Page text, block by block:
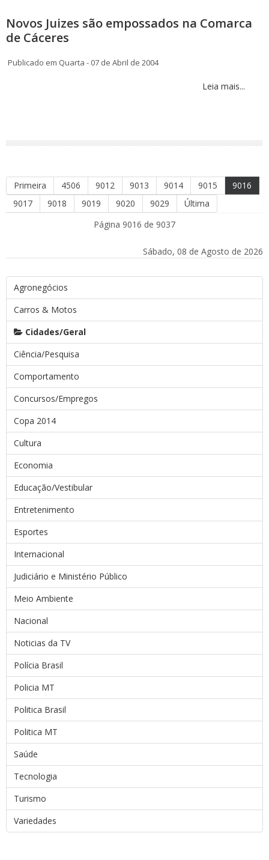
Novos Juizes são empossados na Comarca
de Cáceres
Publicado em Quarta - 07 de Abril de 2004
Leia mais...
Primeira 4506 9012 9013 9014 9015
9016
9017
9018 9019 9020 9029
Última
Página 9016 de 9037
Sábado, 08 de Agosto de 2026
Agronegócios
Carros & Motos
Cidades/Geral
Ciência/Pesquisa
Comportamento
Concursos/Empregos
Copa 2014
Cultura
Economia
Educação/Vestibular
Entretenimento
Esportes
Internacional
Judiciário e Ministério Público
Meio Ambiente
Nacional
Noticias da TV
Polícia Brasil
Policia MT
Politica Brasil
Politica MT
Saúde
Tecnologia
Turismo
Variedades